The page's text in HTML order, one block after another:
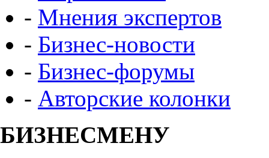
- Мнения экспертов
- Бизнес-новости
- Бизнес-форумы
- Авторские колонки
БИЗНЕСМЕНУ